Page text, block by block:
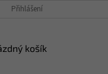
Přihlášení
košík